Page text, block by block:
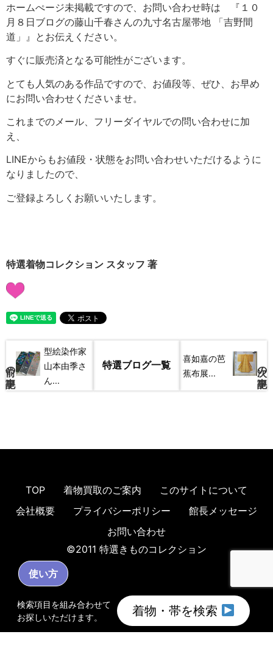
ホームぺージ未掲載ですので、お問い合わせ時は 『１０
月８日ブログの藤山千春さんの九寸名古屋帯地 「吉野間
道」』とお伝えください。
すぐに販売済となる可能性がございます。
とても人気のある作品ですので、お値段等、ぜひ、お早め
にお問い合わせくださいませ。
これまでのメール、フリーダイヤルでの問い合わせに加
え、
LINEからもお値段・状態をお問い合わせいただけるように
なりましたので、
ご登録よろしくお願いいたします。
特選着物コレクション スタッフ 著
前の記事
型絵染作家
山本由季さ
ん...
特選ブログ一覧
喜如嘉の芭
蕉布展...
次の記事
TOP 着物買取のご案内
このサイトについて
会社概要
プライバシーポリシー
館長メッセージ
お問い合わせ
©2011 特選きものコレクション
検索項目を組み合わせて
お探しいただけます。
着物・帯を検索
使い方